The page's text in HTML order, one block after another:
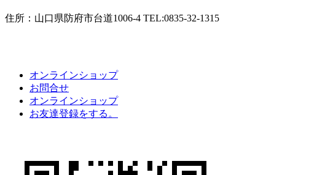
住所：山口県防府市台道1006-4 TEL:0835-32-1315
オンラインショップ
お問合せ
オンラインショップ
お友達登録をする。